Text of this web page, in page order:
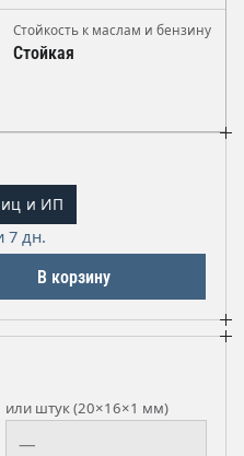
Стойкость к маслам и бензину
Стойкая
и ИП
7 дн.
В корзину
или штук (20×16×1 мм)